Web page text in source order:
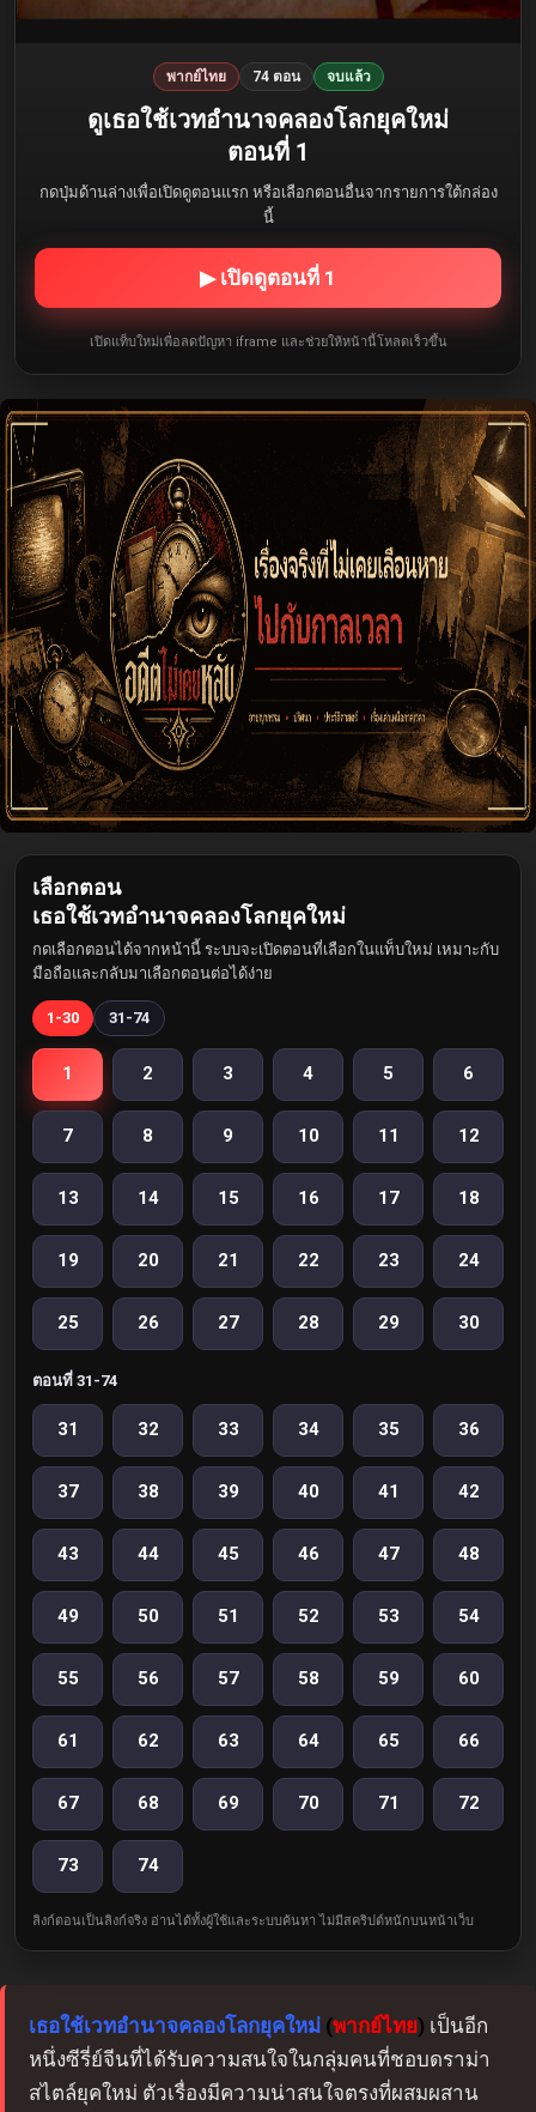
พากย์ไทย 74 ตอน จบแล้ว
ดูเธอใช้เวทอำนาจคลองโลกยุคใหม่
ตอนที่ 1
กดปุ่มด้านล่างเพื่อเปิดดูตอนแรก หรือเลือกตอนอื่นจากรายการใต้กล่อง
นี้
▶ เปิดดูตอนที่ 1
เปิดแท็บใหม่เพื่อลดปัญหา iframe และช่วยให้หน้านี้โหลดเร็วขึ้น
เลือกตอน
เธอใช้เวทอำนาจคลองโลกยุคใหม่
กดเลือกตอนได้จากหน้านี้ ระบบจะเปิดตอนที่เลือกในแท็บใหม่ เหมาะกับ
มือถือและกลับมาเลือกตอนต่อได้ง่าย
1-30 31-74
1 2 3 4 5 6
7 8 9 10 11 12
13 14 15 16 17 18
19 20 21 22 23 24
25 26 27 28 29 30
ตอนที่ 31-74
31 32 33 34 35 36
37 38 39 40 41 42
43 44 45 46 47 48
49 50 51 52 53 54
55 56 57 58 59 60
61 62 63 64 65 66
67 68 69 70 71 72
73 74
ลิงก์ตอนเป็นลิงก์จริง อ่านได้ทั้งผู้ใช้และระบบค้นหา ไม่มีสคริปต์หนักบนหน้าเว็บ
เธอใช้เวทอำนาจคลองโลกยุคใหม่ (พากย์ไทย) เป็นอีก
หนึ่งซีรี่ย์จีนที่ได้รับความสนใจในกลุ่มคนที่ชอบดราม่า
สไตล์ยุคใหม่ ตัวเรื่องมีความน่าสนใจตรงที่ผสมผสาน